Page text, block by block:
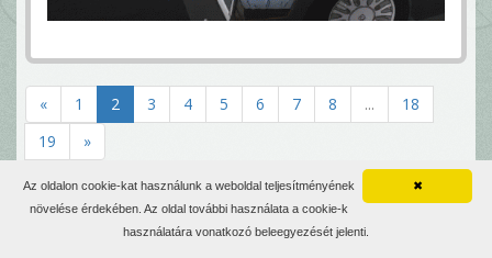
« 1 2 3 4 5 6 7 8 ...
18
19
»
NFL - Általános témák NFL Draft 2022
✖
Az oldalon cookie-kat használunk a weboldal teljesítményének
növelése érdekében. Az oldal további használata a cookie-k
használatára vonatkozó beleegyezését jelenti.